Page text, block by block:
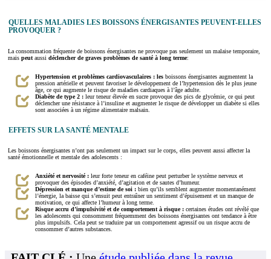
QUELLES MALADIES LES BOISSONS ÉNERGISANTES PEUVENT-ELLES
PROVOQUER ?
La consommation fréquente de boissons énergisantes ne provoque pas seulement un malaise temporaire,
mais peut aussi déclencher de graves problèmes de santé à long terme:
Hypertension et problèmes cardiovasculaires : les boissons énergisantes augmentent la
pression artérielle et peuvent favoriser le développement de l’hypertension dès le plus jeune
âge, ce qui augmente le risque de maladies cardiaques à l’âge adulte.
Diabète de type 2 : leur teneur élevée en sucre provoque des pics de glycémie, ce qui peut
déclencher une résistance à l’insuline et augmenter le risque de développer un diabète si elles
sont associées à un régime alimentaire malsain.
EFFETS SUR LA SANTÉ MENTALE
Les boissons énergisantes n’ont pas seulement un impact sur le corps, elles peuvent aussi affecter la
santé émotionnelle et mentale des adolescents :
Anxiété et nervosité : leur forte teneur en caféine peut perturber le système nerveux et
provoquer des épisodes d’anxiété, d’agitation et de sautes d’humeur.
Dépression et manque d’estime de soi : bien qu’ils semblent augmenter momentanément
l’énergie, la baisse qui s’ensuit peut entraîner un sentiment d’épuisement et un manque de
motivation, ce qui affecte l’humeur à long terme.
Risque accru d’impulsivité et de comportement à risque : certaines études ont révélé que
les adolescents qui consomment fréquemment des boissons énergisantes ont tendance à être
plus impulsifs. Cela peut se traduire par un comportement agressif ou un risque accru de
consommer d’autres substances.